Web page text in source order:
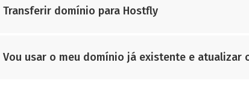
Transferir domínio para Hostfly
Vou usar o meu domínio já existente e atualizar